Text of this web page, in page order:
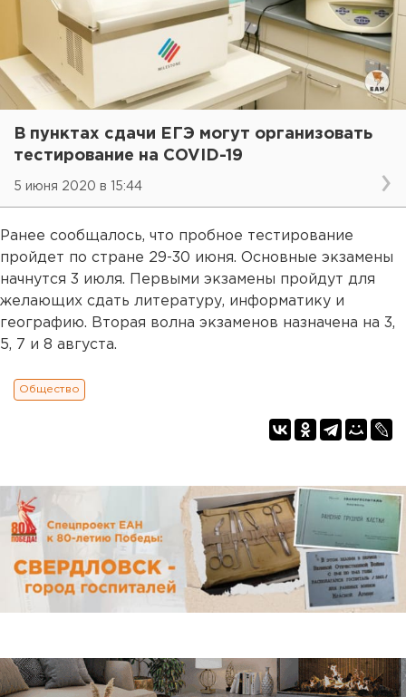
В пунктах сдачи ЕГЭ могут организовать
тестирование на COVID-19
5 июня 2020 в 15:44
Ранее сообщалось, что пробное тестирование
пройдет по стране 29-30 июня. Основные экзамены
начнутся 3 июля. Первыми экзамены пройдут для
желающих сдать литературу, информатику и
географию. Вторая волна экзаменов назначена на 3,
5, 7 и 8 августа.
Общество